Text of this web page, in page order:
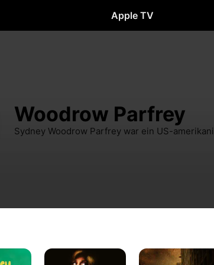
Apple TV
Woodrow Parfrey
Sydney Woodrow Parfrey war ein US-
Tele-
Mister
Universum